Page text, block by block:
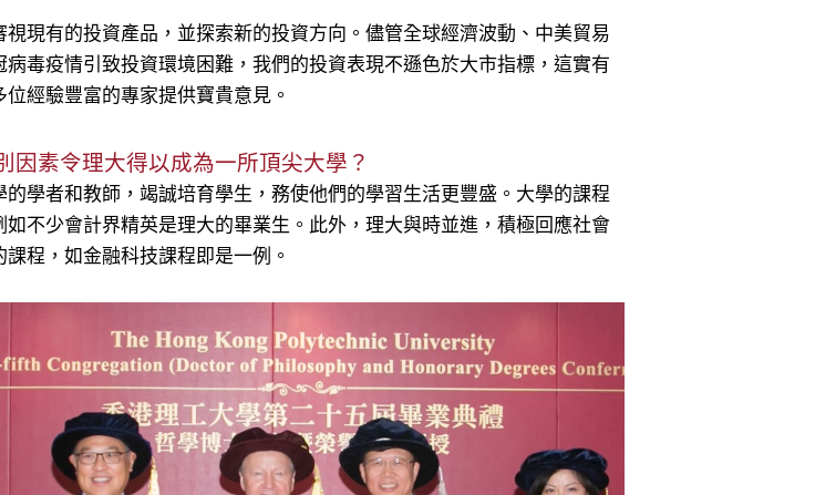
視現有的投資產品，並探索新的投資方向。儘管全球經濟波動、中美貿易
病毒疫情引致投資環境困難，我們的投資表現不遜色於大市指標，這實有
經驗豐富的專家提供寶貴意見。
因素令理大得以成為一所頂尖大學？
學者和教師，竭誠培育學生，務使他們的學習生活更豐盛。大學的課程
如不少會計界精英是理大的畢業生。此外，理大與時並進，積極回應社會
程，如金融科技課程即是一例。